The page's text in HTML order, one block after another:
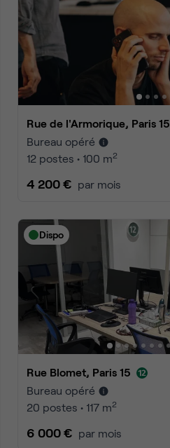
Rue de l'Armorique, Paris 15
Bureau opéré
12 postes • 100 m2
4 200 € par mois
Dispo
Rue Blomet, Paris 15
Bureau opéré
20 postes • 117 m2
6 000 € par mois